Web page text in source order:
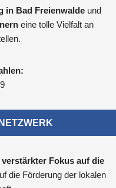
in Bad Freienwaldeund
eine tolle Vielfalt an
verstärkter Fokus auf die
die Förderung der lokalen